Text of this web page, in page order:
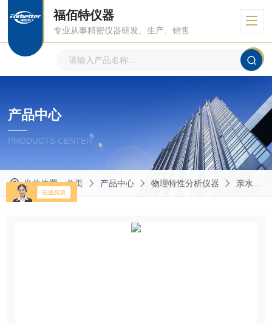
福佰特仪器
专业从事精密仪器研发、生产、销售
产品中心
PRODUCTS CENTER
当前位置：首页 产品中心 物理特性分析仪器 亲水角测试仪